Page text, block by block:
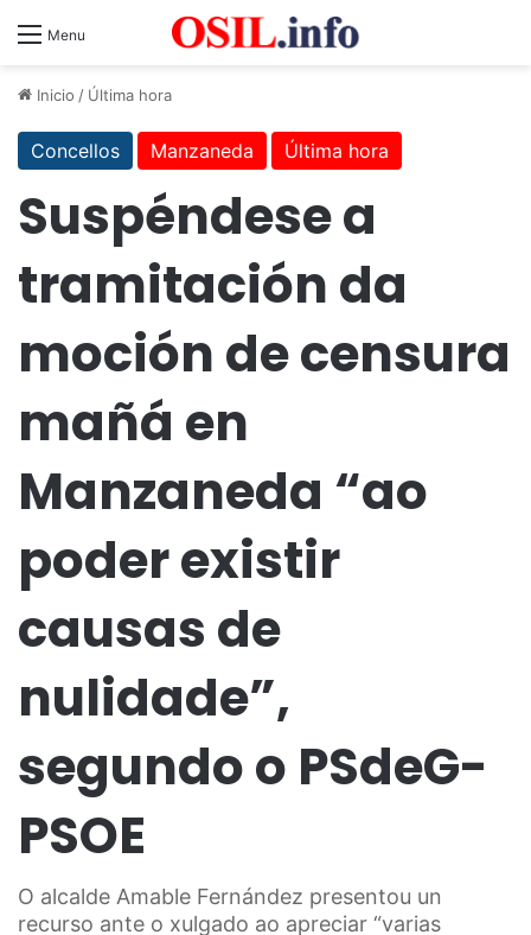
Menu
Inicio / Última hora
Concellos Manzaneda Última hora
Suspéndese a
tramitación da
moción de censura
mañá en
Manzaneda “ao
poder existir
causas de
nulidade”,
segundo o PSdeG-
PSOE
O alcalde Amable Fernández presentou un
recurso ante o xulgado ao apreciar “varias